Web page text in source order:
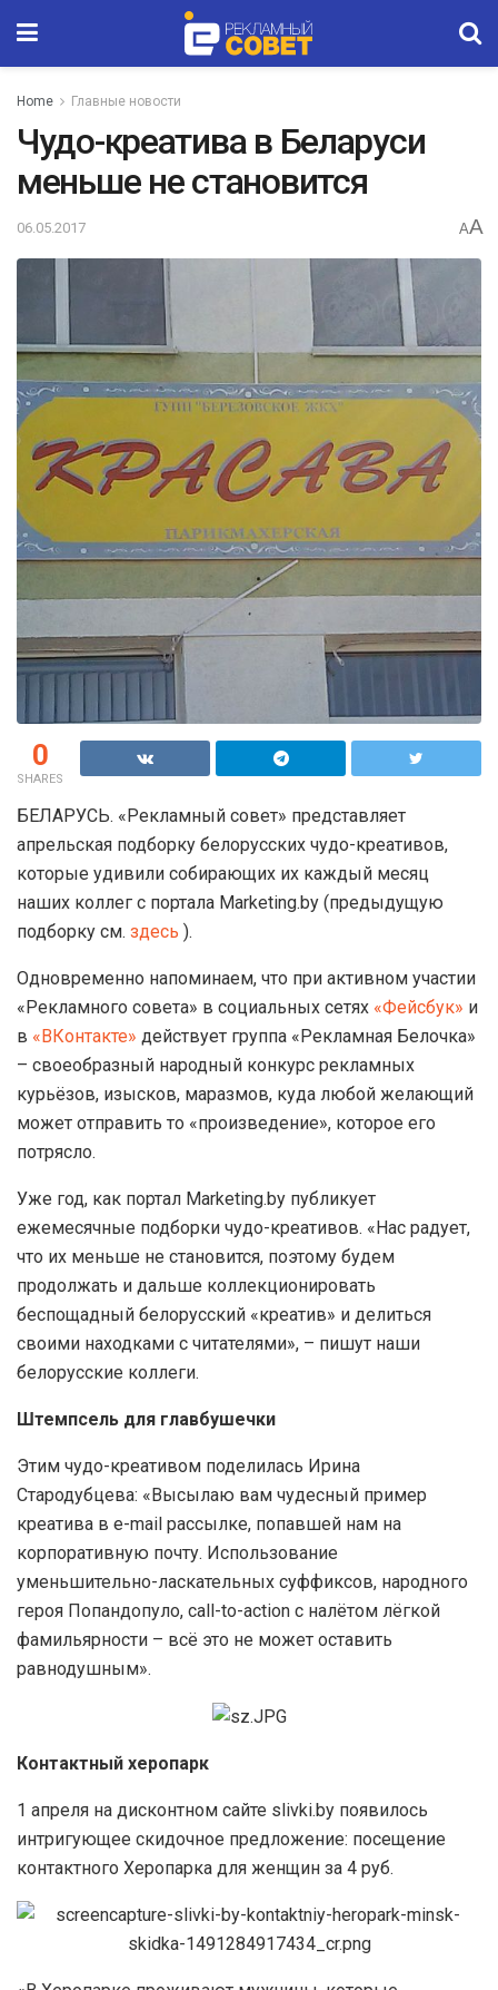
Home Главные новости
Чудо-креатива в Беларуси
меньше не становится
06.05.2017 AA
0
SHARES
БЕЛАРУСЬ. «Рекламный совет» представляет
апрельская подборку белорусских чудо-креативов,
которые удивили собирающих их каждый месяц
наших коллег с портала Marketing.by (предыдущую
подборку см. здесь ).
Одновременно напоминаем, что при активном участии
«Рекламного совета» в социальных сетях «Фейсбук» и
в «ВКонтакте» действует группа «Рекламная Белочка»
– своеобразный народный конкурс рекламных
курьёзов, изысков, маразмов, куда любой желающий
может отправить то «произведение», которое его
потрясло.
Уже год, как портал Marketing.by публикует
ежемесячные подборки чудо-креативов. «Нас радует,
что их меньше не становится, поэтому будем
продолжать и дальше коллекционировать
беспощадный белорусский «креатив» и делиться
своими находками с читателями», – пишут наши
белорусские коллеги.
Штемпсель для главбушечки
Этим чудо-креативом поделилась Ирина
Стародубцева: «Высылаю вам чудесный пример
креатива в e-mail рассылке, попавшей нам на
корпоративную почту. Использование
уменьшительно-ласкательных суффиксов, народного
героя Попандопуло, call-to-action с налётом лёгкой
фамильярности – всё это не может оставить
равнодушным».
Контактный херопарк
1 апреля на дисконтном сайте slivki.by появилось
интригующее скидочное предложение: посещение
контактного Херопарка для женщин за 4 руб.